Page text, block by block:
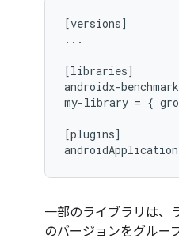
[versions]
...
[libraries]
androidx-
my-library = {
[plugins]
一部のライブラリは、
のバージョンをグルー